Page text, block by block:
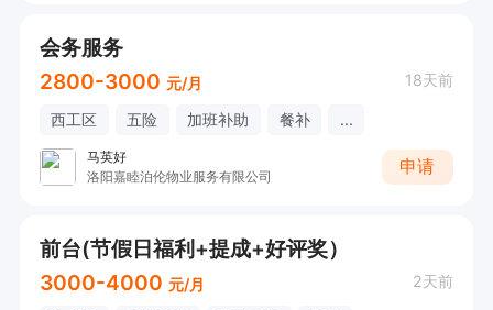
会务服务
2800-3000 元/月 18天前
西工区 五险 加班补助 餐补 ...
马英好
洛阳嘉睦泊伦物业服务有限公司
申请
前台(节假日福利+提成+好评奖）
3000-4000 元/月 2天前